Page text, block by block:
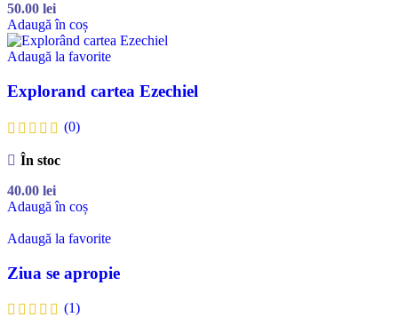
50.00 lei
Adaugă în coș
Adaugă la favorite
Explorand cartea Ezechiel
(0)
În stoc
40.00 lei
Adaugă în coș
Adaugă la favorite
Ziua se apropie
(1)